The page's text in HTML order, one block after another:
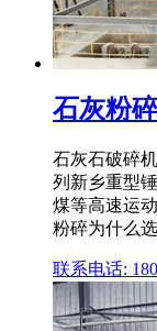
石灰粉
石灰石破碎
列新乡重型
煤等高速运
粉碎为什么
联系电话: